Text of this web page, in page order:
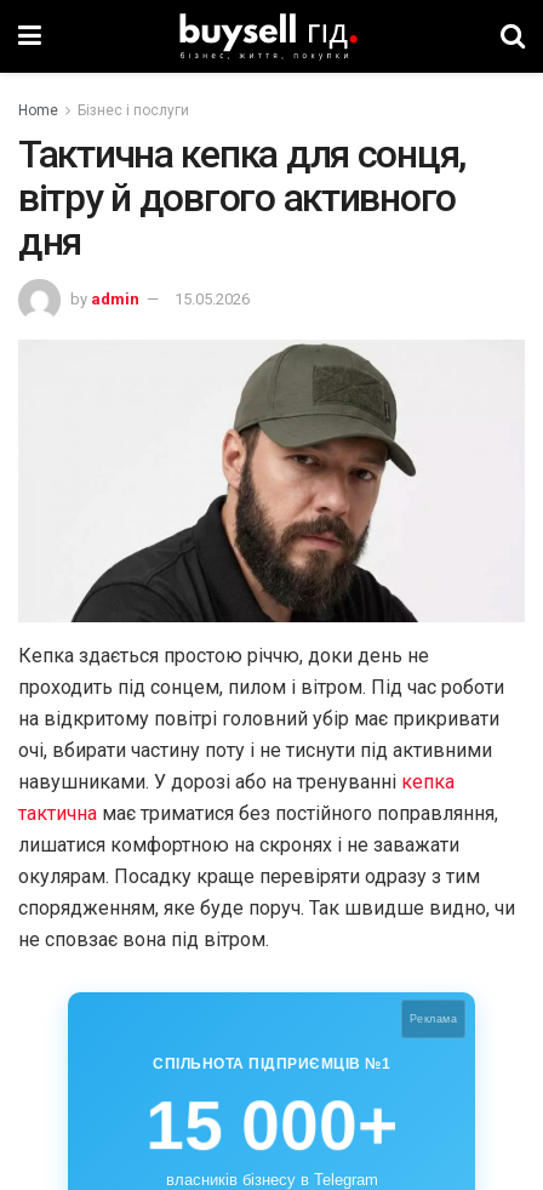
Home Бізнес і послуги
Тактична кепка для сонця,
вітру й довгого активного
дня
by admin 15.05.2026
Кепка здається простою річчю, доки день не
проходить під сонцем, пилом і вітром. Під час роботи
на відкритому повітрі головний убір має прикривати
очі, вбирати частину поту і не тиснути під активними
навушниками. У дорозі або на тренуванні кепка
тактична має триматися без постійного поправляння,
лишатися комфортною на скронях і не заважати
окулярам. Посадку краще перевіряти одразу з тим
спорядженням, яке буде поруч. Так швидше видно, чи
не сповзає вона під вітром.
Реклама
СПІЛЬНОТА ПІДПРИЄМЦІВ №1
15 000+
власників бізнесу в Telegram